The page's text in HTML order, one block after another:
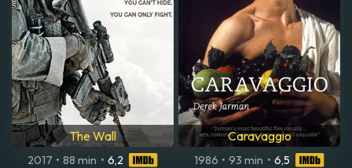
The Wall
2017 • 88 min • 6,2
Caravaggio
1986 • 93 min • 6,5